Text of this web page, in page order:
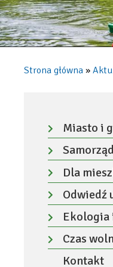
Strona główna
lewa
kolumna menu
Miasto i
menu
Samorząd
menu
Dla
menu
Odwiedź
menu
Ekologia
menu
Czas
Kontakt